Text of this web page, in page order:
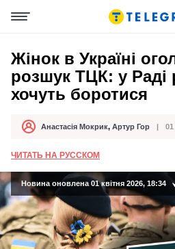
Жінок в Україні
розшук ТЦК: у Раді
хочуть боротися
АвторАнастасія Мокрик, Артур Гор
Дата публікації 01
ЧИТАТЬ НА РУССКОМ
Новина оновлена 01 квітня 2026, 18:34